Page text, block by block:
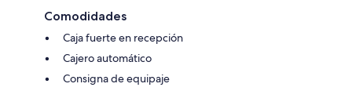
Comodidades
Caja fuerte en recepción
Cajero automático
Consigna de equipaje